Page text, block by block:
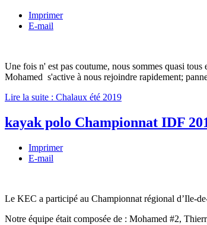
Imprimer
E-mail
Une fois n' est pas coutume, nous sommes quasi
Mohamed s'active à nous rejoindre rapidement;
Lire la suite : Chalaux été 2019
kayak polo Championnat IDF
Imprimer
E-mail
Le KEC a participé au Championnat régional d’Ile-
Notre équipe était composée de : Mohamed #2,